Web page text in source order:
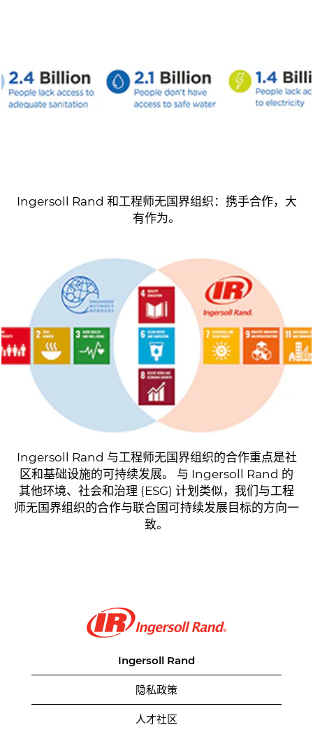
Ingersoll Rand 和工程师无国界组织：携手合作，大
有作为。
Ingersoll Rand 与工程师无国界组织的合作重点是社
区和基础设施的可持续发展。 与 Ingersoll Rand 的
其他环境、社会和治理 (ESG) 计划类似，我们与工程
师无国界组织的合作与联合国可持续发展目标的方向一
致。
Ingersoll Rand
隐私政策
人才社区